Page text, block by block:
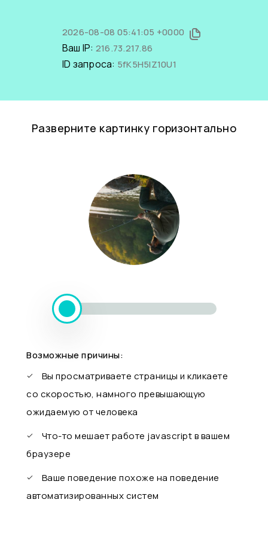
2026-08-08 05:41:05 +0000
Ваш IP: 216.73.217.86
ID запроса: 5fK5H5IZ10U1
Разверните картинку горизонтально
Возможные причины:
Вы просматриваете страницы и кликаете
со скоростью, намного превышающую
ожидаемую от человека
Что-то мешает работе javascript в вашем
браузере
Ваше поведение похоже на поведение
автоматизированных систем